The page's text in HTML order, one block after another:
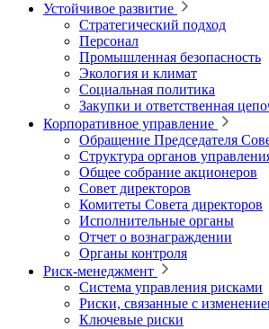
Устойчивое развитие
Стратегический подход
Персонал
Промышленная безопасность
Экология и климат
Социальная политика
Закупки и ответственная
Корпоративное управление
Обращение Председателя
Структура органов
Общее собрание акционеров
Совет директоров
Комитеты Совета директоров
Исполнительные органы
Отчет о вознаграждении
Органы контроля
Риск-менеджмент
Система управления рисками
Риски, связанные с
Ключевые риски